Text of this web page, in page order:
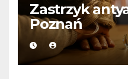
Zastrzyk
Poznań